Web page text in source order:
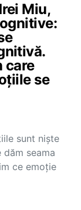
Miu,
care
se
sunt niște
seama
ce emoție